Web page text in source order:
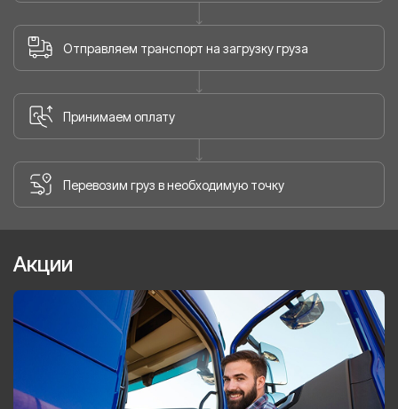
Отправляем транспорт на загрузку груза
Принимаем оплату
Перевозим груз в необходимую точку
Акции